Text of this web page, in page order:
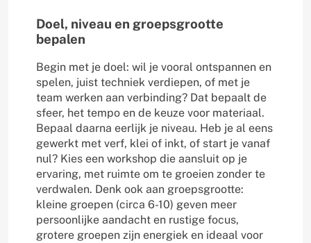
Doel, niveau en groepsgrootte
bepalen
Begin met je doel: wil je vooral ontspannen en
spelen, juist techniek verdiepen, of met je
team werken aan verbinding? Dat bepaalt de
sfeer, het tempo en de keuze voor materiaal.
Bepaal daarna eerlijk je niveau. Heb je al eens
gewerkt met verf, klei of inkt, of start je vanaf
nul? Kies een workshop die aansluit op je
ervaring, met ruimte om te groeien zonder te
verdwalen. Denk ook aan groepsgrootte:
kleine groepen (circa 6-10) geven meer
persoonlijke aandacht en rustige focus,
grotere groepen zijn energiek en ideaal voor